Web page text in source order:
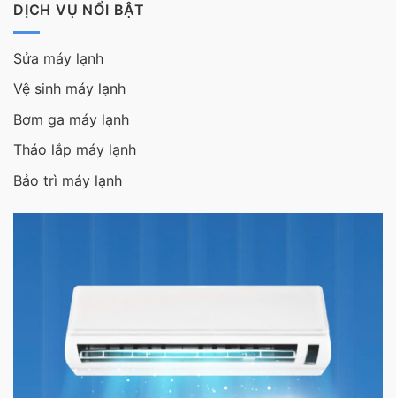
DỊCH VỤ NỔI BẬT
Sửa máy lạnh
Vệ sinh máy lạnh
Bơm ga máy lạnh
Tháo lắp máy lạnh
Bảo trì máy lạnh